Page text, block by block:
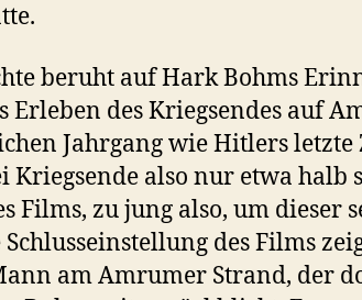
beruht auf Hark Bohms
Erleben des Kriegsendes auf
Jahrgang wie Hitlers letzte
Kriegsende also nur etwa halb
Films, zu jung also, um dieser
Schlusseinstellung des Films
am Amrumer Strand, der